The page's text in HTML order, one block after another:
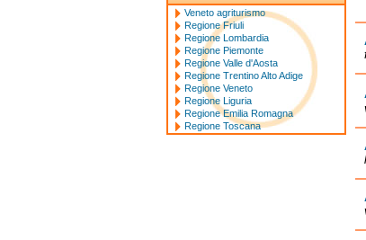
Veneto agriturismo
Regione Friuli
Regione Lombardia
Regione Piemonte
Regione Valle d'Aosta
Regione Trentino Alto Adige
Regione Veneto
Regione Liguria
Regione Emilia Romagna
Regione Toscana